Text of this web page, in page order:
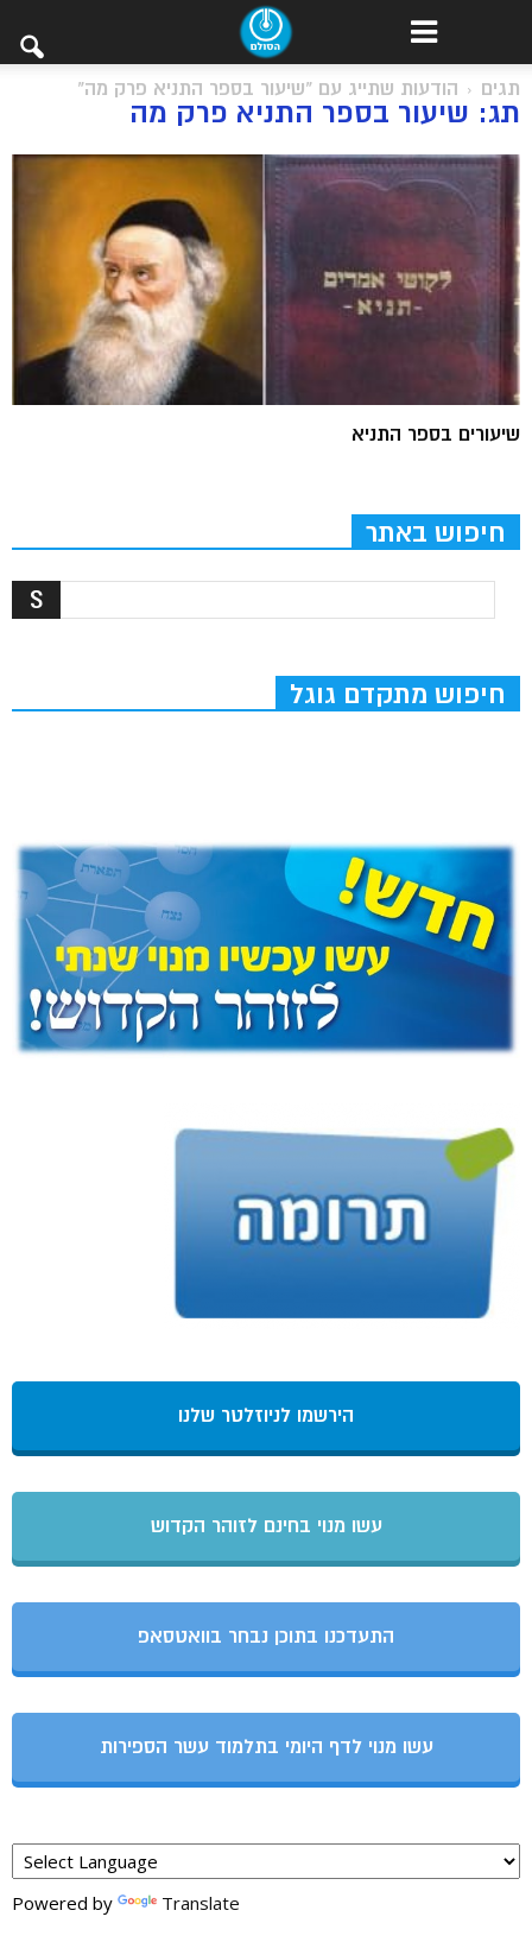
תגים הודעות שתייג עם "שיעור בספר התניא פרק מה"
תג: שיעור בספר התניא פרק מה
שיעורים בספר התניא
חיפוש באתר
חיפוש מתקדם גוגל
הירשמו לניוזלטר שלנו
עשו מנוי בחינם לזוהר הקדוש
התעדכנו בתוכן נבחר בוואטסאפ
עשו מנוי לדף היומי בתלמוד עשר הספירות
Powered by Translate